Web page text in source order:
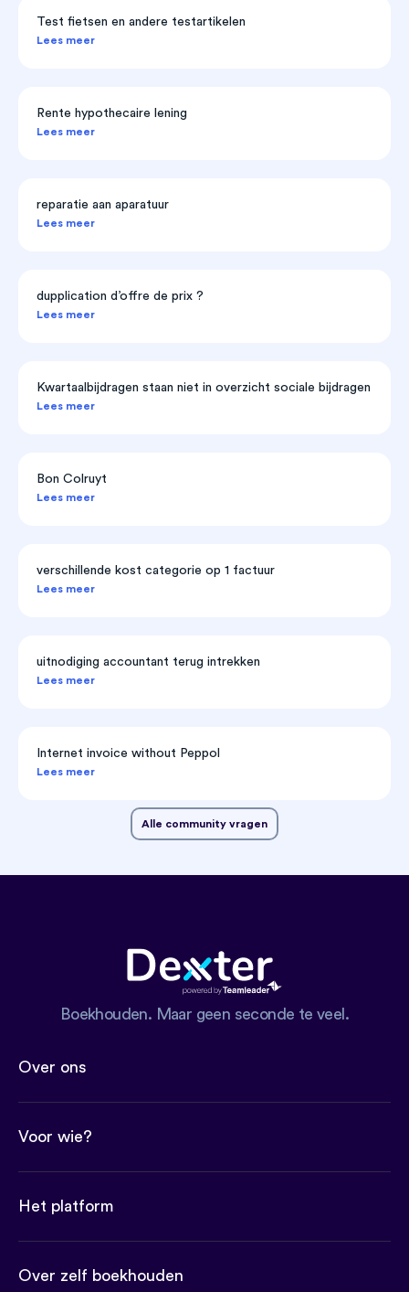
Test fietsen en andere testartikelen
Lees meer
Rente hypothecaire lening
Lees meer
reparatie aan aparatuur
Lees meer
dupplication d’offre de prix ?
Lees meer
Kwartaalbijdragen staan niet in overzicht sociale bijdragen
Lees meer
Bon Colruyt
Lees meer
verschillende kost categorie op 1 factuur
Lees meer
uitnodiging accountant terug intrekken
Lees meer
Internet invoice without Peppol
Lees meer
Alle community vragen
Boekhouden. Maar geen seconde te veel.
Over ons
Voor wie?
Het platform
Over zelf boekhouden